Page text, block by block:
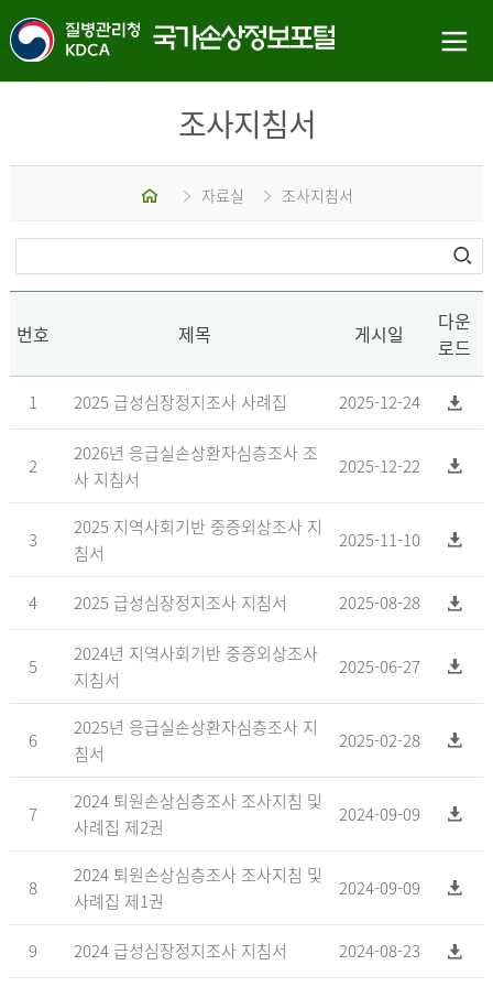
조사지침서
홈 자료실 조사지침서
번호 제목 게시일
다운
로드
1 2025 급성심장정지조사 사례집 2025-12-24
2
2026년 응급실손상환자심층조사 조
사 지침서
2025-12-22
3
2025 지역사회기반 중증외상조사 지
침서
2025-11-10
4 2025 급성심장정지조사 지침서 2025-08-28
5
2024년 지역사회기반 중증외상조사
지침서
2025-06-27
6
2025년 응급실손상환자심층조사 지
침서
2025-02-28
7
2024 퇴원손상심층조사 조사지침 및
사례집 제2권
2024-09-09
8
2024 퇴원손상심층조사 조사지침 및
사례집 제1권
2024-09-09
9 2024 급성심장정지조사 지침서 2024-08-23